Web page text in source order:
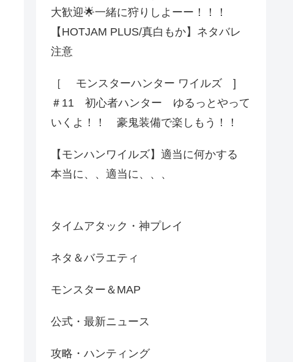
大歓迎🌟一緒に狩りしよーー！！！
【HOTJAM PLUS/真白もか】ネタバレ
注意
［ モンスターハンター ワイルズ ]
＃11 初心者ハンター ゆるっとやって
いくよ！！ 豪鬼装備で楽しもう！！
【モンハンワイルズ】適当に何かする
本当に、、適当に、、、
タイムアタック・神プレイ
ネタ＆バラエティ
モンスター＆MAP
公式・最新ニュース
攻略・ハンティング